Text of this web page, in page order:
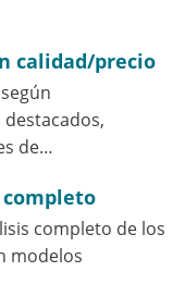
calidad/precio
de…
completo
completo de los
modelos